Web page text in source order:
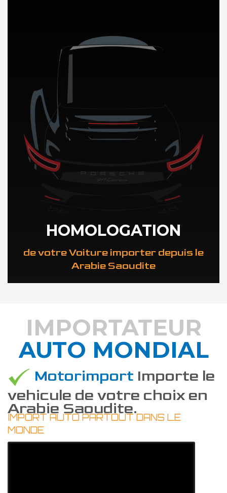
DÉCOUVREZ NOTRE IMPORTATION AUTO en Arabie Saoudite
HOMOLOGATION
de votre Voiture importer depuis le
Arabie Saoudite
DÉCOUVREZ COMMENT
IMPORTATEUR
AUTO MONDIAL
Motorimport Importe le
vehicule de votre choix en
Arabie Saoudite.
IMPORT AUTO PARTOUT DANS LE
MONDE